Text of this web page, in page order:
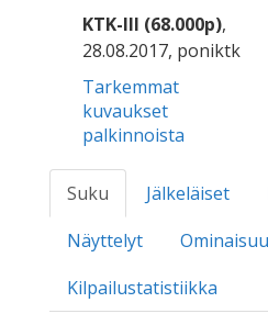
KTK-III (68.000p),
28.08.2017, poniktk
Tarkemmat
kuvaukset
palkinnoista
Suku Jälkeläiset
Näyttelyt
Kilpailustatistiikka